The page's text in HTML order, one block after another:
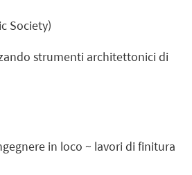
Society)
strumenti architettonici di
in loco ~ lavori di finitura